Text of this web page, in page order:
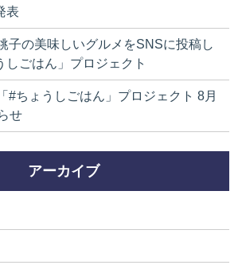
表
子の美味しいグルメをSNSに投稿し
しごはん」プロジェクト
「#ちょうしごはん」プロジェクト 8月
せ
アーカイブ